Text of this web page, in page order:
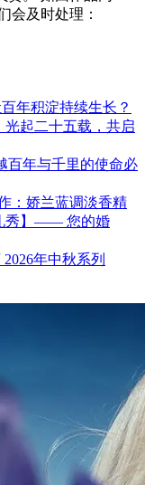
会及时处理：
年积淀持续生长？
光起二十五载，共启
百年与千里的使命必
：娇兰蓝调淡香精
秀】—— 您的婚
年中秋系列